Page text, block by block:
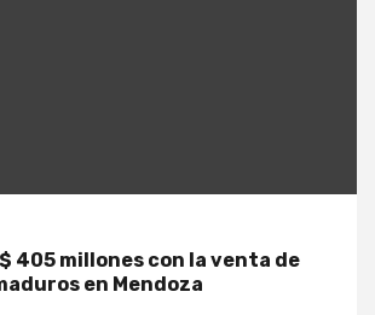
405 millones con la venta de
en Mendoza